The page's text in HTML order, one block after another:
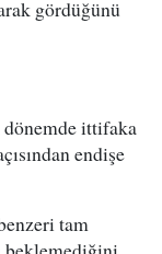
gördüğünü
dönemde ittifaka
endişe
tam